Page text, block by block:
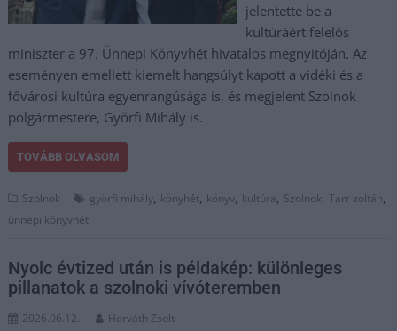
jelentette be a
kultúráért felelős
miniszter a 97. Ünnepi Könyvhét hivatalos megnyitóján. Az
eseményen emellett kiemelt hangsúlyt kapott a vidéki és a
fővárosi kultúra egyenrangúsága is, és megjelent Szolnok
polgármestere, Györfi Mihály is.
TOVÁBB OLVASOM
Szolnok györfi mihály, könyhét, könyv, kultúra, Szolnok,Tarr zoltán,
ünnepi könyvhét
Nyolc évtized után is példakép: különleges
pillanatok a szolnoki vívóteremben
2026.06.12. Horváth Zsolt